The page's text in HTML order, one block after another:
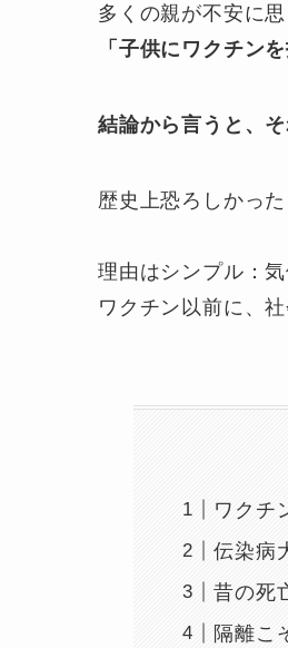
多くの親が不安に
「子供にワクチン
結論から言うと、
歴史上恐ろしかっ
理由はシンプル：
ワクチン以前に、
ワクチ
伝染病
昔の死
隔離こ